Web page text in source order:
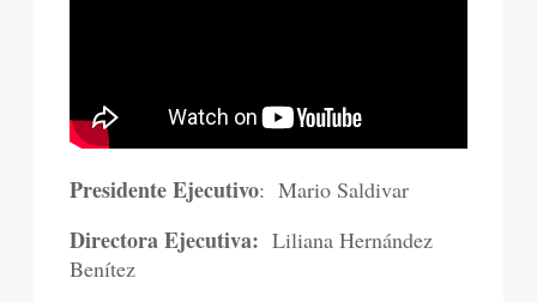
Presidente Ejecutivo: Mario Saldivar
Directora Ejecutiva: Liliana Hernández
Benítez